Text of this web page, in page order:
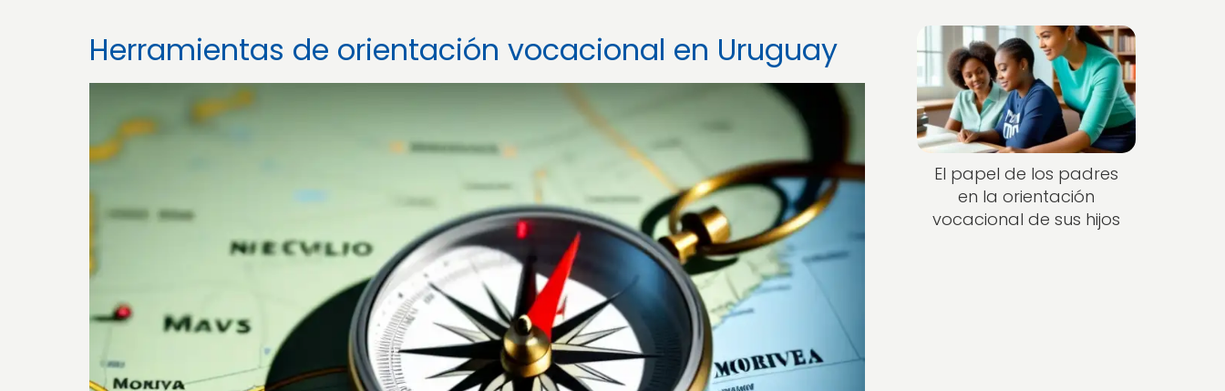
Herramientas de orientación vocacional en Uruguay
El papel de los padres
en la orientación
vocacional de sus hijos